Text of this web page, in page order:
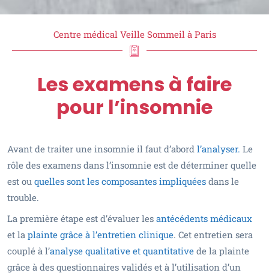
Centre médical Veille Sommeil à Paris
Les examens à faire
pour l’insomnie
Avant de traiter une insomnie il faut d’abord l’analyser. Le
rôle des examens dans l’insomnie est de déterminer quelle
est ou quelles sont les composantes impliquées dans le
trouble.
La première étape est d’évaluer les antécédents médicaux
et la plainte grâce à l’entretien clinique. Cet entretien sera
couplé à l’analyse qualitative et quantitative de la plainte
grâce à des questionnaires validés et à l’utilisation d’un